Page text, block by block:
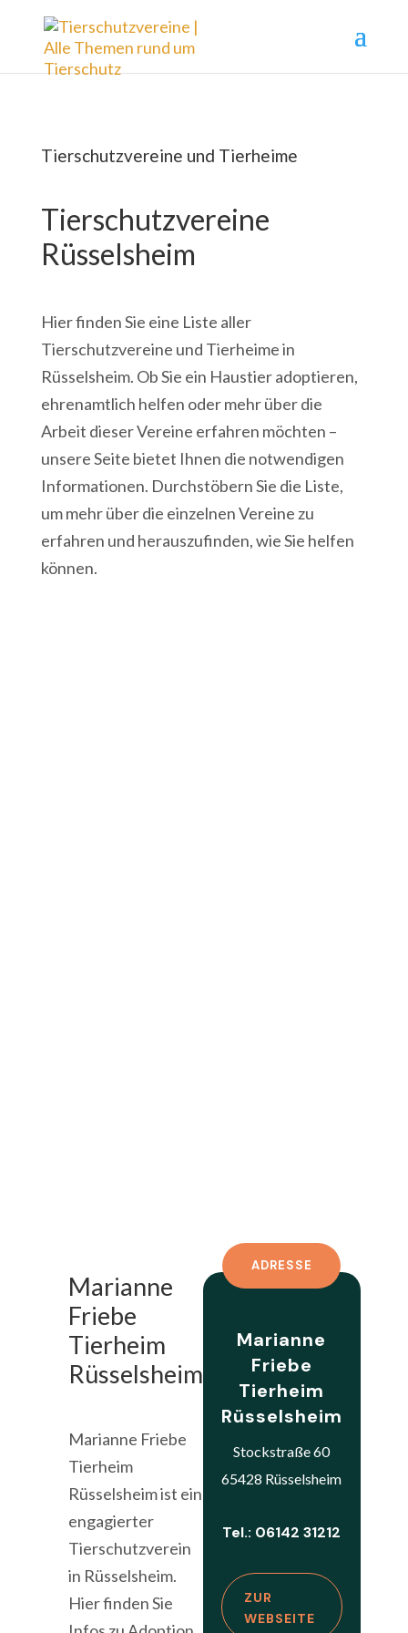
Tierschutzvereine und Tierheime
Tierschutzvereine
Rüsselsheim
Hier finden Sie eine Liste aller
Tierschutzvereine und Tierheime in
Rüsselsheim. Ob Sie ein Haustier adoptieren,
ehrenamtlich helfen oder mehr über die
Arbeit dieser Vereine erfahren möchten –
unsere Seite bietet Ihnen die notwendigen
Informationen. Durchstöbern Sie die Liste,
um mehr über die einzelnen Vereine zu
erfahren und herauszufinden, wie Sie helfen
können.
Marianne
Friebe
Tierheim
Rüsselsheim
Marianne Friebe
Tierheim
Rüsselsheim ist ein
engagierter
Tierschutzverein
in Rüsselsheim.
Hier finden Sie
ADRESSE
Marianne
Friebe
Tierheim
Rüsselsheim
Stockstraße 60
65428 Rüsselsheim
Tel.: 06142 31212
ZUR
WEBSEITE